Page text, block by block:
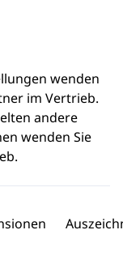
wenden
im Vertrieb.
andere
wenden Sie